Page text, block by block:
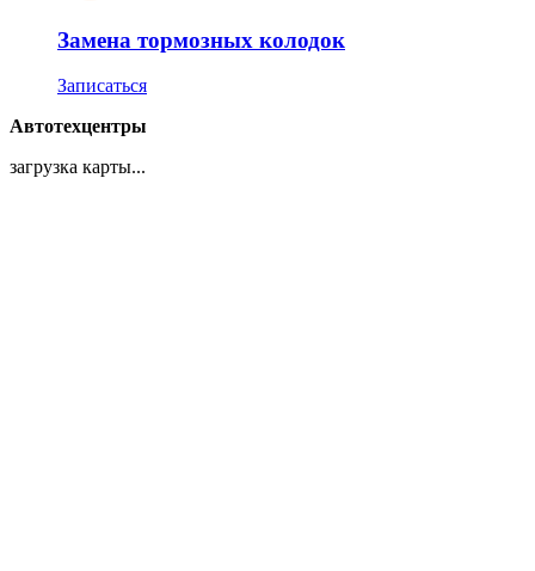
Замена тормозных колодок
Записаться
Автотехцентры
загрузка карты...